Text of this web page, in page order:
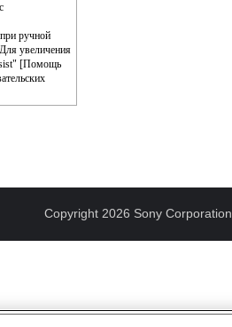
ручной
увеличения
[Помощь
Copyright 2026 Sony Corporation